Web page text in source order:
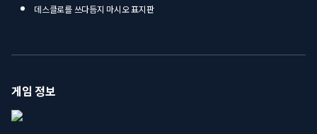
데스클로를 쓰다듬지 마시오 표지판
게임 정보